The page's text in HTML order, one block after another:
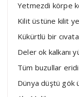
Yetmezdi körpe
Kilit üstüne kilit
Kükürtlü bir
Deler ok kalkanı
Tüm buzullar
Dünya düştü gök